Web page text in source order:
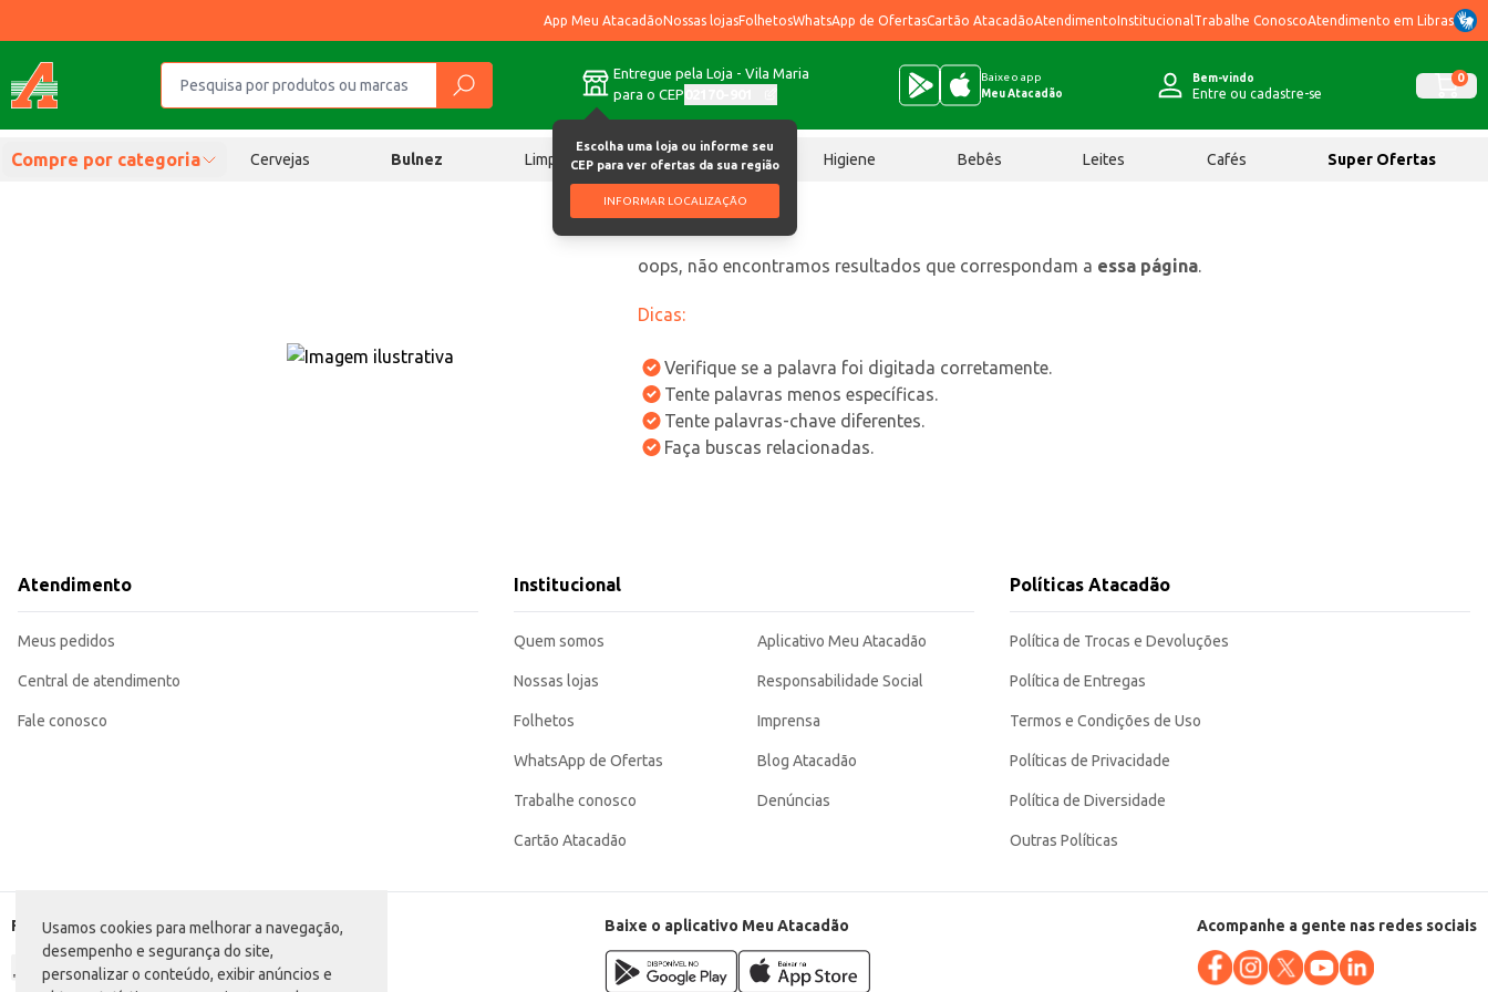
Usamos cookies para melhorar a navegação,
desempenho e segurança do site,
personalizar o conteúdo, exibir anúncios e
App Meu AtacadãoNossas lojasFolhetosWhatsApp de OfertasCartão AtacadãoAtendimentoInstitucional Trabalhe ConoscoAtendimento em Libras
Entregue pela Loja - Vila Maria
para o CEP
Escolha uma loja ou informe seu
CEP para ver ofertas da sua região
INFORMAR LOCALIZAÇÃO
Baixe o app
Meu Atacadão
Bem-vindo
Entre ou cadastre-se
0
Compre por categoria Cervejas Bulnez Limpeza Chocolates Higiene Bebês Leites Cafés Super Ofertas
oops, não encontramos resultados que correspondam a essa página.
Dicas:
Verifique se a palavra foi digitada corretamente.
Tente palavras menos específicas.
Tente palavras-chave diferentes.
Faça buscas relacionadas.
Atendimento
Meus pedidos
Central de atendimento
Fale conosco
Institucional
Quem somos
Nossas lojas
Folhetos
WhatsApp de Ofertas
Trabalhe conosco
Cartão Atacadão
Aplicativo Meu Atacadão
Responsabilidade Social
Imprensa
Blog Atacadão
Denúncias
Políticas Atacadão
Política de Trocas e Devoluções
Política de Entregas
Termos e Condições de Uso
Políticas de Privacidade
Política de Diversidade
Outras Políticas
Formas de pagamento Baixe o aplicativo Meu Atacadão Acompanhe a gente nas redes sociais